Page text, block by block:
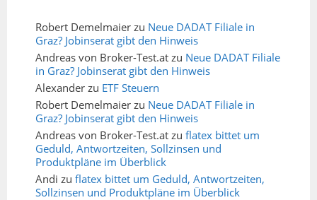
Robert Demelmaier zu Neue DADAT Filiale in
Graz? Jobinserat gibt den Hinweis
Andreas von Broker-Test.at zu Neue DADAT Filiale
in Graz? Jobinserat gibt den Hinweis
Alexander zu ETF Steuern
Robert Demelmaier zu Neue DADAT Filiale in
Graz? Jobinserat gibt den Hinweis
Andreas von Broker-Test.at zu flatex bittet um
Geduld, Antwortzeiten, Sollzinsen und
Produktpläne im Überblick
Andi zu flatex bittet um Geduld, Antwortzeiten,
Sollzinsen und Produktpläne im Überblick